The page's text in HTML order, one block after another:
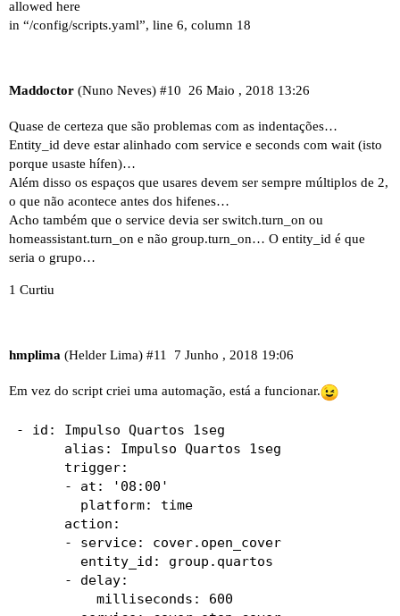
allowed here
in “/config/scripts.yaml”, line 6, column 18
Maddoctor (Nuno Neves) 26 Maio , 2018 13:26
#10
Quase de certeza que são problemas com as indentações…
Entity_id deve estar alinhado com service e seconds com wait (isto
porque usaste hífen)…
Além disso os espaços que usares devem ser sempre múltiplos de 2,
o que não acontece antes dos hifenes…
Acho também que o service devia ser switch.turn_on ou
homeassistant.turn_on e não group.turn_on… O entity_id é que
seria o grupo…
1 Curtiu
hmplima (Helder Lima) 7 Junho , 2018 19:06
#11
Em vez do script criei uma automação, está a funcionar.
- id: Impulso Quartos 1seg
      alias: Impulso Quartos 1seg
      trigger:
      - at: '08:00'
        platform: time
      action:
      - service: cover.open_cover
        entity_id: group.quartos
      - delay:
          milliseconds: 600